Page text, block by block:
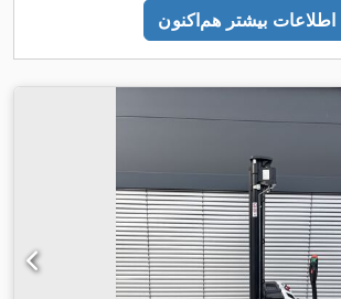
اطلاعات بیشتر هم‌اکنون